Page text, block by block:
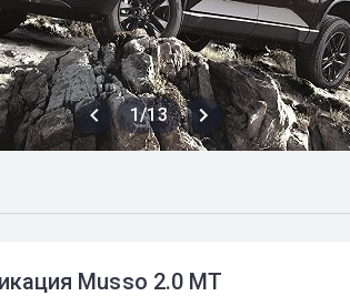
1/13
Musso 2.0 MT